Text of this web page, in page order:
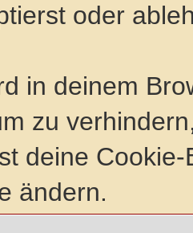
oder
in deinem
zu
deine
ändern.